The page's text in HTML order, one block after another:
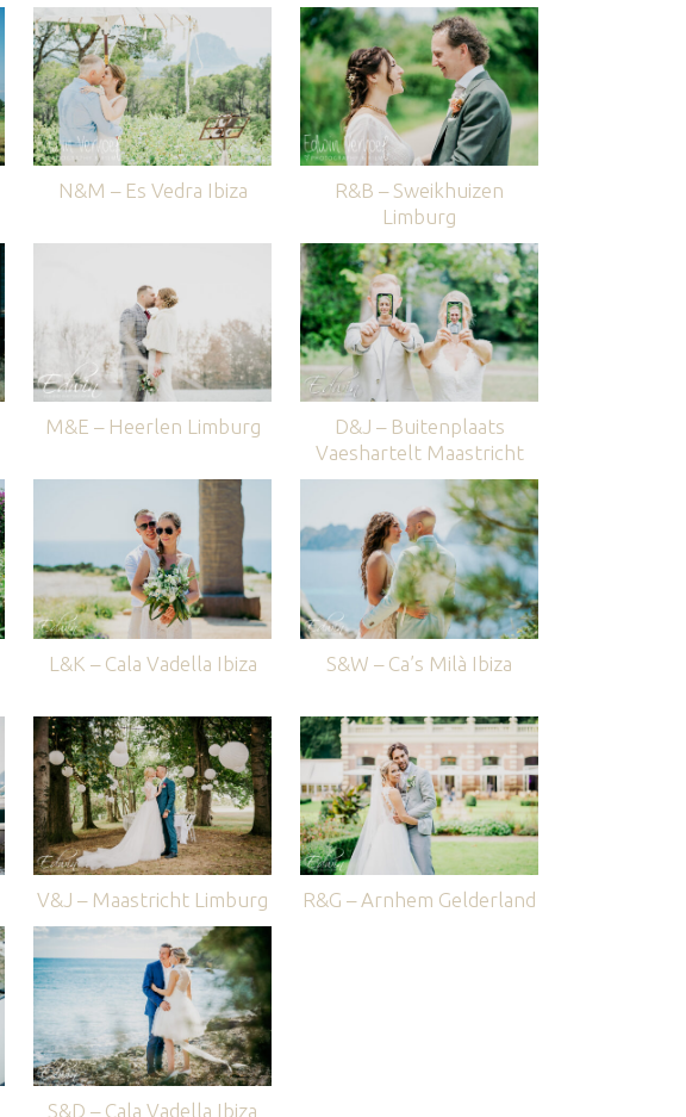
N&M – Es Vedra Ibiza
R&B – Sweikhuizen
Limburg
M&E – Heerlen Limburg
D&J – Buitenplaats
Vaeshartelt Maastricht
L&K – Cala Vadella Ibiza S&W – Ca’s Milà Ibiza
V&J – Maastricht Limburg R&G – Arnhem Gelderland
S&D – Cala Vadella Ibiza